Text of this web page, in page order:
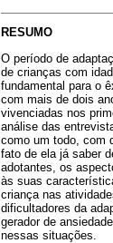
RESUMO
O período de
de crianças com
fundamental para o
com mais de dois
vivenciadas nos
análise das
como um todo, com
fato de ela já saber
adotantes, os
às suas
criança nas
dificultadores da
gerador de
nessas situações.